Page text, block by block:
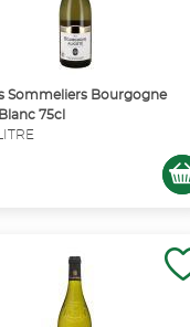
Sommeliers Bourgogne
75cl